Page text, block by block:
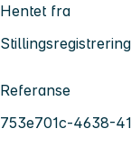
Hentet fra
Stillingsregistrering
Referanse
753e701c-4638-